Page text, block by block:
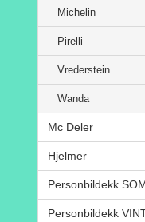
Michelin
Pirelli
Vrederstein
Wanda
Mc Deler
Hjelmer
Personbildekk
Personbildekk